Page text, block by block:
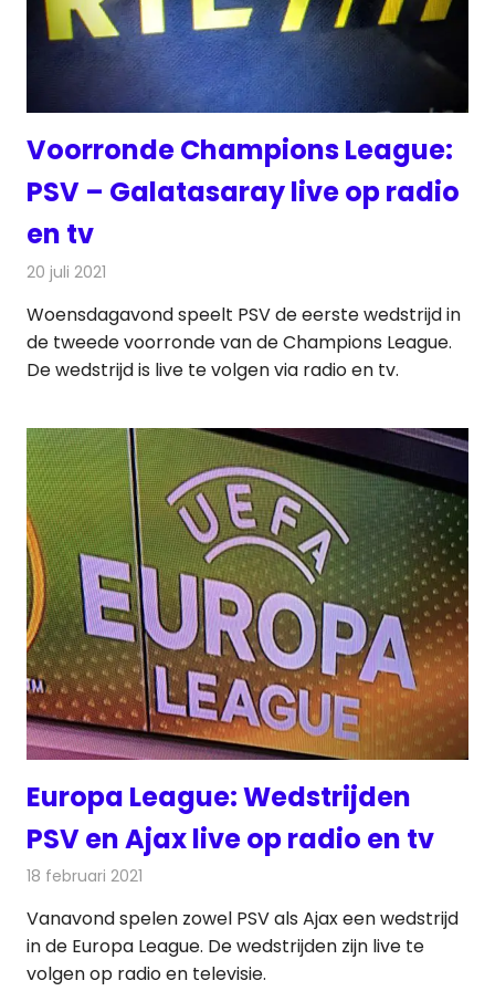
Voorronde Champions League:
PSV – Galatasaray live op radio
en tv
20 juli 2021
Woensdagavond speelt PSV de eerste wedstrijd in
de tweede voorronde van de Champions League.
De wedstrijd is live te volgen via radio en tv.
Europa League: Wedstrijden
PSV en Ajax live op radio en tv
18 februari 2021
Vanavond spelen zowel PSV als Ajax een wedstrijd
in de Europa League. De wedstrijden zijn live te
volgen op radio en televisie.